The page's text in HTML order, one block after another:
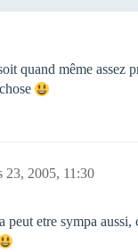
quand même assez
23, 2005, 11:30
peut etre sympa aussi,